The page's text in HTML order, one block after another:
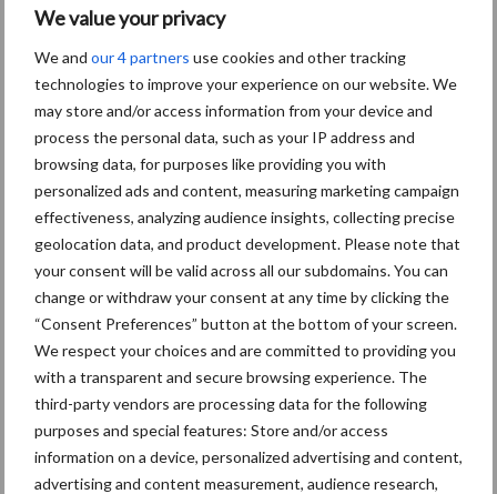
We value your privacy
We and our 4 partners use cookies and other tracking
technologies to improve your experience on our website. We
may store and/or access information from your device and
process the personal data, such as your IP address and
browsing data, for purposes like providing you with
personalized ads and content, measuring marketing campaign
effectiveness, analyzing audience insights, collecting precise
geolocation data, and product development. Please note that
your consent will be valid across all our subdomains. You can
change or withdraw your consent at any time by clicking the
“Consent Preferences” button at the bottom of your screen.
We respect your choices and are committed to providing you
with a transparent and secure browsing experience. The
third-party vendors are processing data for the following
purposes and special features: Store and/or access
information on a device, personalized advertising and content,
advertising and content measurement, audience research,
Primaire
Sidebar
Recent nieuws Partner nieuws
6 aug
"Hoge verwachtingen van schijven
voor kouters"
Biodiversiteit
Biologische
akkerbouw
Toon meer